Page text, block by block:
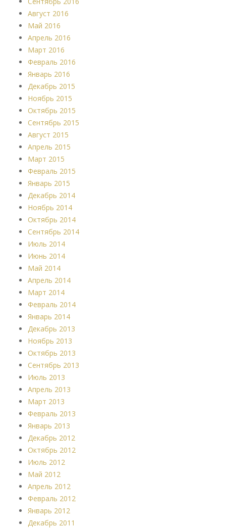
Август 2016
Май 2016
Апрель 2016
Март 2016
Февраль 2016
Январь 2016
Декабрь 2015
Ноябрь 2015
Октябрь 2015
Сентябрь 2015
Август 2015
Апрель 2015
Март 2015
Февраль 2015
Январь 2015
Декабрь 2014
Ноябрь 2014
Октябрь 2014
Сентябрь 2014
Июль 2014
Июнь 2014
Май 2014
Апрель 2014
Март 2014
Февраль 2014
Январь 2014
Декабрь 2013
Ноябрь 2013
Октябрь 2013
Сентябрь 2013
Июль 2013
Апрель 2013
Март 2013
Февраль 2013
Январь 2013
Декабрь 2012
Октябрь 2012
Июль 2012
Май 2012
Апрель 2012
Февраль 2012
Январь 2012
Декабрь 2011